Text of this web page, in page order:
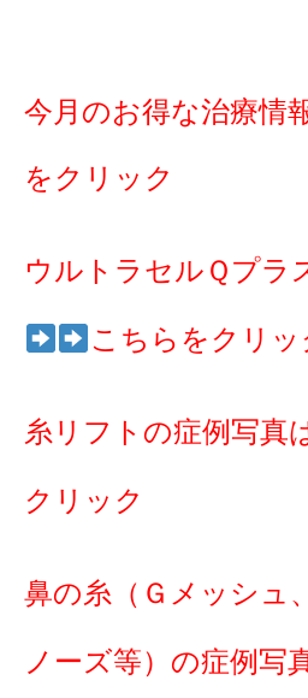
今月のお得な治療情
をクリック
ウルトラセルＱプラ
こちらをクリッ
糸リフトの症例写真
クリック
鼻の糸（Ｇメッシュ
ノーズ等）の症例写